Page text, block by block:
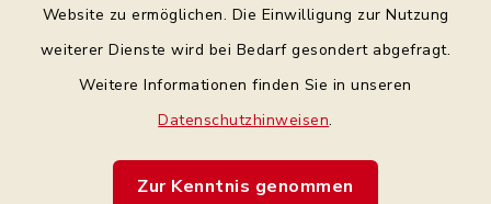
Website zu ermöglichen. Die Einwilligung zur Nutzung
weiterer Dienste wird bei Bedarf gesondert abgefragt.
Weitere Informationen finden Sie in unseren
Datenschutzhinweisen.
Zur Kenntnis genommen
Barrierefreiheit